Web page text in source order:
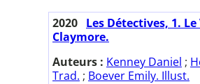
2020 Les Détectives, 1.
Claymore.
Auteurs : Kenney Daniel ;
Trad. ; Boever Emily. Illust.